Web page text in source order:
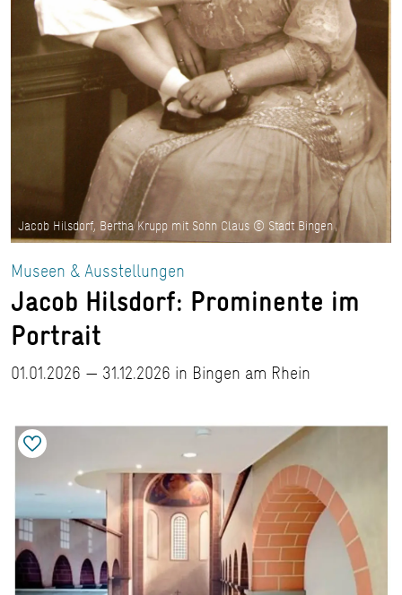
Jacob Hilsdorf, Bertha Krupp mit Sohn Claus © Stadt Bingen
Museen & Ausstellungen
Jacob Hilsdorf: Prominente im
Portrait
01.01.2026 — 31.12.2026 in Bingen am Rhein